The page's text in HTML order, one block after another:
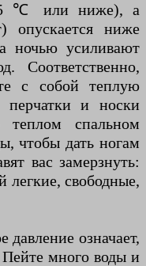
5 ℃ или ниже), а
опускается ниже
ночью усиливают
Соответственно,
с собой теплую
и носки
спальном
чтобы дать ногам
вас замерзнуть:
легкие, свободные,
давление означает,
Пейте много воды и